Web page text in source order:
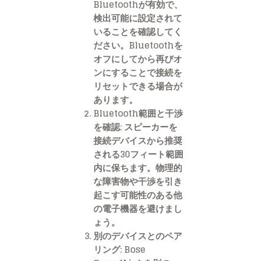
Bluetoothが有効で、
検出可能に設定されて
いることを確認してく
ださい。Bluetoothを
オフにしてから再びオ
ンにすることで接続を
リセットできる場合が
あります。
Bluetooth範囲と干渉
を確認: スピーカーを
接続デバイスから推奨
される30フィート範囲
内に保ちます。物理的
な障害物や干渉を引き
起こす可能性のある他
の電子機器を避けまし
ょう。
別のデバイスとのペア
リング: Bose